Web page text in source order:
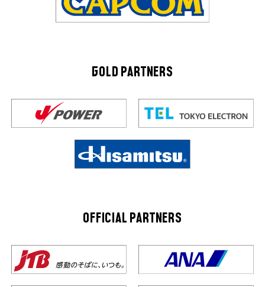
GOLD PARTNERS
OFFICIAL PARTNERS